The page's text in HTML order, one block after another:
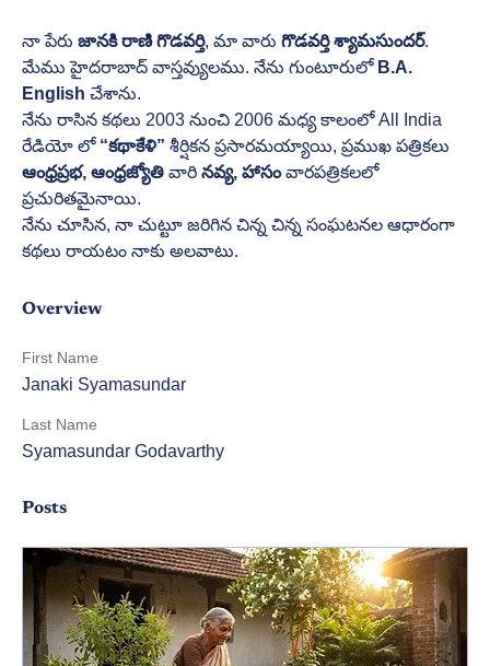
నా పేరు జానకి రాణి గొడవర్తి, మా వారు గొడవర్తి శ్యామసుందర్.
మేము హైదరాబాద్ వాస్తవ్యులము. నేను గుంటూరులో B.A.
English చేశాను.
నేను రాసిన కథలు 2003 నుంచి 2006 మధ్య కాలంలో All India
రేడియో లో “కథాకేళి” శీర్షికన ప్రసారమయ్యాయి, ప్రముఖ పత్రికలు
ఆంధ్రప్రభ, ఆంధ్రజ్యోతి వారి నవ్య, హాసం వారపత్రికలలో
ప్రచురితమైనాయి.
నేను చూసిన, నా చుట్టూ జరిగిన చిన్న చిన్న సంఘటనల ఆధారంగా
కథలు రాయటం నాకు అలవాటు.
Overview
First Name
Janaki Syamasundar
Last Name
Syamasundar Godavarthy
Posts